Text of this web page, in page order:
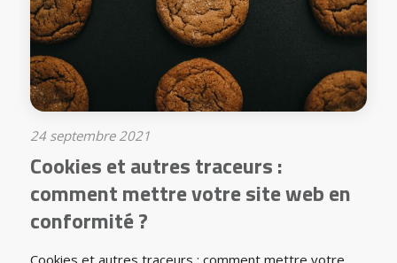
24 septembre 2021
Cookies et autres traceurs :
comment mettre votre site web en
conformité ?
Cookies et autres traceurs : comment mettre votre